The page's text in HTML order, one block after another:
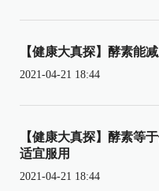
【健康大真探】酵素能
2021-04-21 18:44
【健康大真探】酵素等
适宜服用
2021-04-21 18:44